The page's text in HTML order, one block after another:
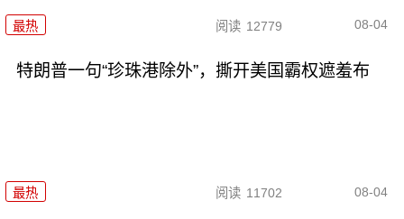
最热 阅读 12779 08-04
特朗普一句“珍珠港除外”，撕开美国霸权遮羞布
最热 阅读 11702 08-04